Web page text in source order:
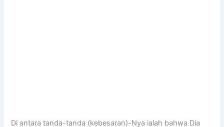
Di antara tanda-tanda (kebesaran)-Nya ialah bahwa Dia